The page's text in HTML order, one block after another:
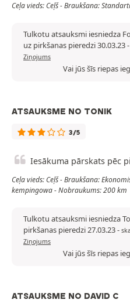
Ceļa vieds: Ceļš - Braukšana:
Tulkotu atsauksmi iesniedza
uz pirkšanas pieredzi 30.03.23-
Ziņojums
Vai jūs šīs riepas
ATSAUKSME NO TONIK
3/5
Iesākuma pārskats pēc
Ceļa vieds: Ceļš - Braukšana:
kempingowa - Nobraukums: 200 km
Tulkotu atsauksmi iesniedza
pirkšanas pieredzi 27.03.23-
Ziņojums
Vai jūs šīs riepas
ATSAUKSME NO DAVID C